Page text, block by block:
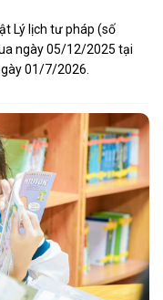
Lý lịch tư pháp (số
ngày 05/12/2025 tại
01/7/2026.